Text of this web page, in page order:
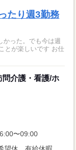
たり週3勤務
かった。でも今は週
とが楽しいです お仕
問介護・看護/ホ
〜09:00